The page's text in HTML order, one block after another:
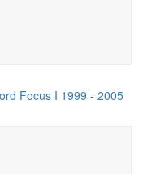
Focus I 1999 - 2005